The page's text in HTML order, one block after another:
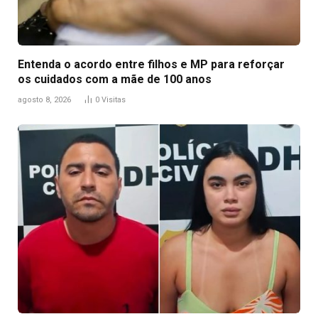
Entenda o acordo entre filhos e MP para reforçar
os cuidados com a mãe de 100 anos
agosto 8, 2026 0 Visitas